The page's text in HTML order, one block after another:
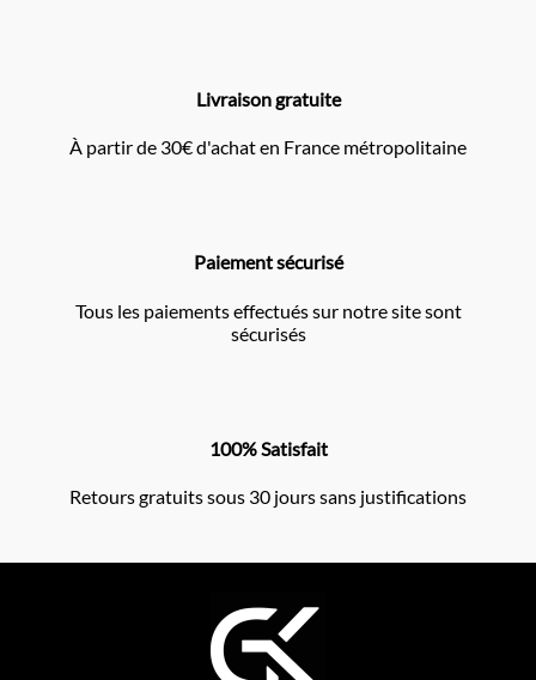
Livraison gratuite
À partir de 30€ d'achat en France métropolitaine
Paiement sécurisé
Tous les paiements effectués sur notre site sont
sécurisés
100% Satisfait
Retours gratuits sous 30 jours sans justifications